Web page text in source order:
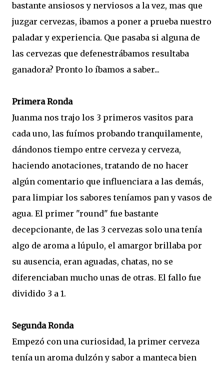
bastante ansiosos y nerviosos a la vez, mas que
juzgar cervezas, ibamos a poner a prueba nuestro
paladar y experiencia. Que pasaba si alguna de
las cervezas que defenestrábamos resultaba
ganadora? Pronto lo íbamos a saber...
Primera Ronda
Juanma nos trajo los 3 primeros vasitos para
cada uno, las fuímos probando tranquilamente,
dándonos tiempo entre cerveza y cerveza,
haciendo anotaciones, tratando de no hacer
algún comentario que influenciara a las demás,
para limpiar los sabores teníamos pan y vasos de
agua. El primer "round" fue bastante
decepcionante, de las 3 cervezas solo una tenía
algo de aroma a lúpulo, el amargor brillaba por
su ausencia, eran aguadas, chatas, no se
diferenciaban mucho unas de otras. El fallo fue
dividido 3 a 1.
Segunda Ronda
Empezó con una curiosidad, la primer cerveza
tenía un aroma dulzón y sabor a manteca bien